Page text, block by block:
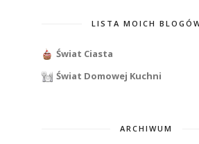
LISTA MOICH
Świat Ciasta
Świat Domowej Kuchni
ARCHIWUM